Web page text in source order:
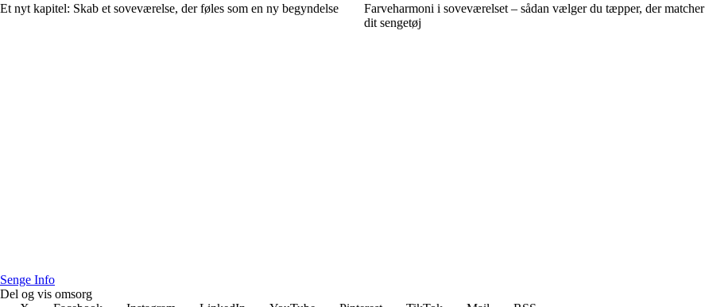
Et nyt kapitel: Skab et soveværelse, der føles som en ny begyndelse
Farveharmoni i soveværelset – sådan vælger du tæpper, der matcher
dit sengetøj
Senge Info
Del og vis omsorg